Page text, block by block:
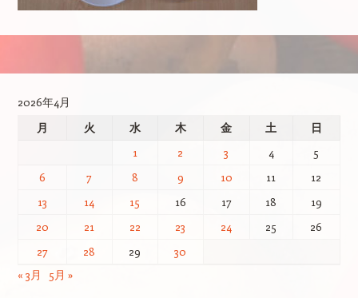
2026年4月
月
火 水 木 金 土
日
1
2 3 4
5
6
7 8 9 10 11
12
13
14 15 16 17 18
19
20
21 22 23 24 25
26
27
28 29
30
« 3月
5月 »